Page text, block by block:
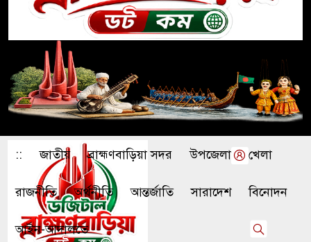
:: জাতীয় ব্রাহ্মণবাড়িয়া সদর উপজেলা খেলা
রাজনীতি অর্থনীতি আন্তর্জাতি সারাদেশ বিনোদন
আইন-আদালতে